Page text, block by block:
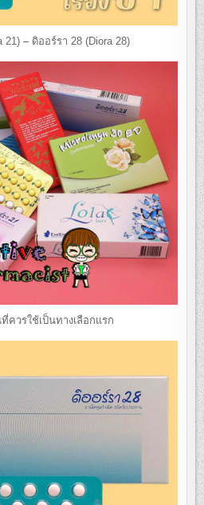
21) – ดิออร์รา 28 (Diora 28)
ควรใช้เป็นทางเลือกแรก